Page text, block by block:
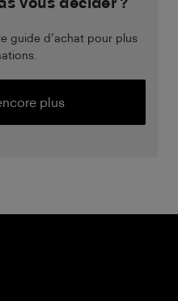
guide d’achat pour plus
plus